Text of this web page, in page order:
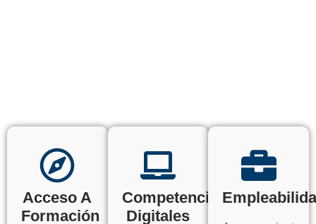
Acceso A
Formación
Competencias
Digitales